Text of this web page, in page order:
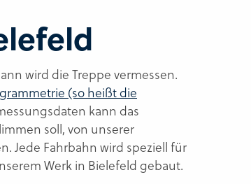
wird die Treppe vermessen.
(so heißt die
kann das
soll, von unserer
Jede Fahrbahn wird speziell für
Werk in Bielefeld gebaut.